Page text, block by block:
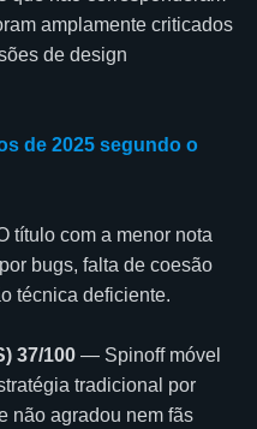
amplamente criticados
de design
de 2025 segundo o
título com a menor nota
bugs, falta de coesão
técnica deficiente.
37/100 — Spinoff móvel
tradicional por
não agradou nem fãs